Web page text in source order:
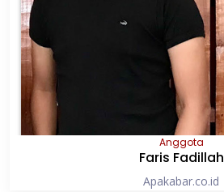
Anggota
Faris Fadillah
Apakabar.co.id